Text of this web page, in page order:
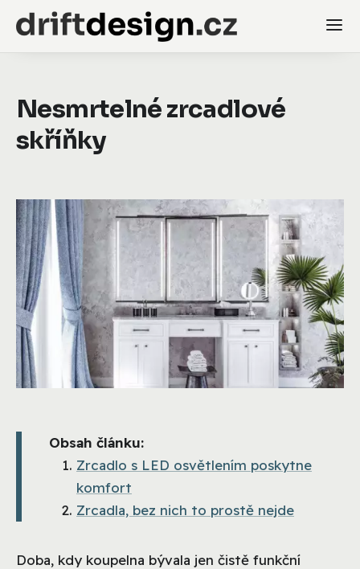
Nesmrtelné zrcadlové
skříňky
Obsah článku:
Zrcadlo s LED osvětlením poskytne
komfort
Zrcadla, bez nich to prostě nejde
Doba, kdy koupelna bývala jen čistě funkční